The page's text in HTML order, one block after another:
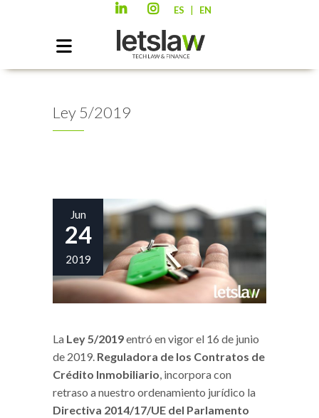
ES EN
Ley 5/2019
Jun
24
2019
La Ley 5/2019entró en vigor el 16 de junio
de 2019. Reguladora de los Contratos de
Crédito Inmobiliario, incorpora con
retraso a nuestro ordenamiento jurídico la
Directiva 2014/17/UE del Parlamento